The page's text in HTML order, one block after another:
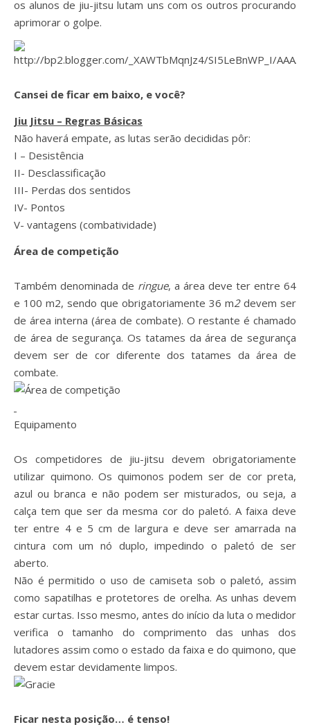
os alunos de jiu-jitsu lutam uns com os outros procurando
aprimorar o golpe.
Cansei de ficar em baixo, e você?
Jiu Jitsu – Regras Básicas
Não haverá empate, as lutas serão decididas pôr:
I – Desistência
II- Desclassificação
III- Perdas dos sentidos
IV- Pontos
V- vantagens (combatividade)
Área de competição
Também denominada de ringue, a área deve ter entre 64
e 100 m2, sendo que obrigatoriamente 36 m2devem ser
de área interna (área de combate). O restante é chamado
de área de segurança. Os tatames da área de segurança
devem ser de cor diferente dos tatames da área de
combate.
Equipamento
Os competidores de jiu-jitsu devem obrigatoriamente
utilizar quimono. Os quimonos podem ser de cor preta,
azul ou branca e não podem ser misturados, ou seja, a
calça tem que ser da mesma cor do paletó. A faixa deve
ter entre 4 e 5 cm de largura e deve ser amarrada na
cintura com um nó duplo, impedindo o paletó de ser
aberto.
Não é permitido o uso de camiseta sob o paletó, assim
como sapatilhas e protetores de orelha. As unhas devem
estar curtas. Isso mesmo, antes do início da luta o medidor
verifica o tamanho do comprimento das unhas dos
lutadores assim como o estado da faixa e do quimono, que
devem estar devidamente limpos.
Ficar nesta posição… é tenso!